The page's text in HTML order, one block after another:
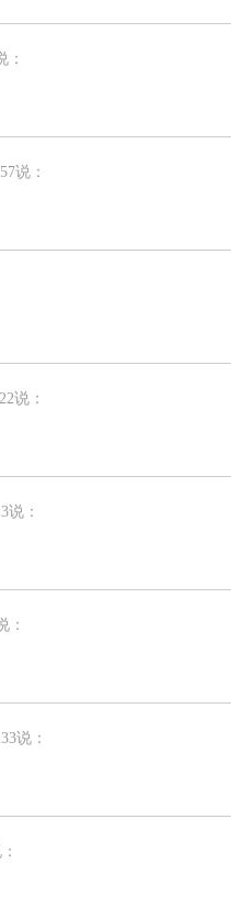
：
说：
说：
说：
：
说：